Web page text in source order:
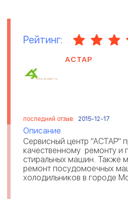
Рейтинг:
АСТАР
последний отзыв: 2015-12-17
Описание
Cервисный центр "АСТАР"
качественному ремонту и
стиральных машин. Также
ремонт посудомоечных
холодильников в городе